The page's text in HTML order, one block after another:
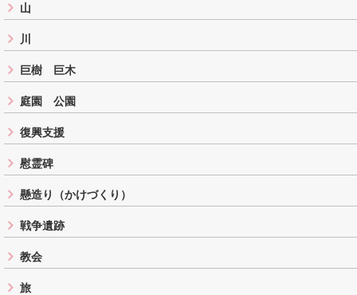
山
川
巨樹 巨木
庭園 公園
復興支援
慰霊碑
懸造り（かけづくり）
戦争遺跡
教会
旅